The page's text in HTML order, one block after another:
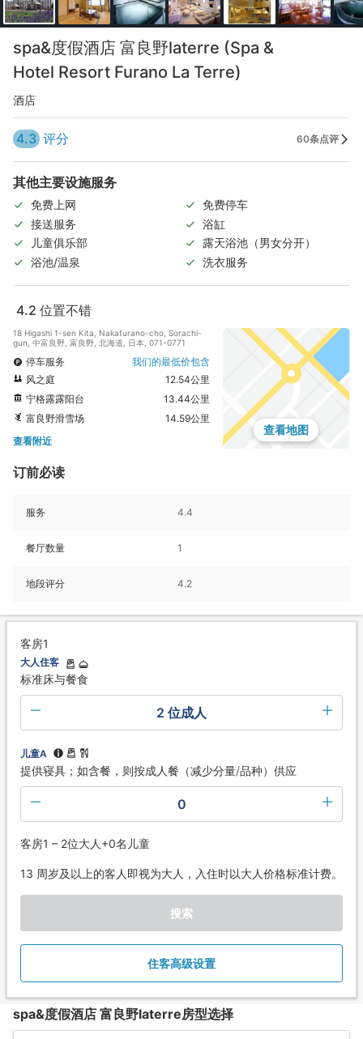
spa&度假酒店 富良野laterre (Spa &
Hotel Resort Furano La Terre)
酒店
4.3 评分 60条点评
其他主要设施服务
免费上网
免费停车
接送服务
浴缸
儿童俱乐部
露天浴池（男女分开）
浴池/温泉
洗衣服务
4.2 位置不错
18 Higashi 1-sen Kita, Nakafurano-cho, Sorachi-
gun, 中富良野, 富良野, 北海道, 日本, 071-0771
停车服务
我们的最低价包含
风之庭
12.54公里
宁格露露阳台
13.44公里
富良野滑雪场
14.59公里
查看附近
查看地图
订前必读
服务 4.4
餐厅数量 1
地段评分 4.2
客房1
大人住客
标准床与餐食
2 位成人
儿童A
提供寝具；如含餐，则按成人餐（减少分量/品种）供应
0
客房1 – 2位大人+0名儿童
13 周岁及以上的客人即视为大人，入住时以大人价格标准计费。
搜索
住客高级设置
spa&度假酒店 富良野laterre房型选择